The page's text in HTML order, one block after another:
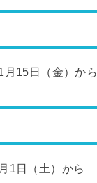
15日（金）から
1日（土）から